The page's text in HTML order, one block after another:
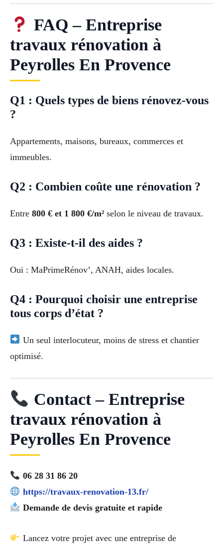
FAQ – Entreprise
travaux rénovation à
Peyrolles En Provence
Q1 : Quels types de biens rénovez-vous
?
Appartements, maisons, bureaux, commerces et
immeubles.
Q2 : Combien coûte une rénovation ?
Entre 800 € et 1 800 €/m² selon le niveau de travaux.
Q3 : Existe-t-il des aides ?
Oui : MaPrimeRénov’, ANAH, aides locales.
Q4 : Pourquoi choisir une entreprise
tous corps d’état ?
Un seul interlocuteur, moins de stress et chantier
optimisé.
Contact – Entreprise
travaux rénovation à
Peyrolles En Provence
06 28 31 86 20
https://travaux-renovation-13.fr/
Demande de devis gratuite et rapide
Lancez votre projet avec une entreprise de